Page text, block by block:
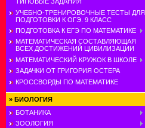
УЧЕБНО-ТРЕНИРОВОЧНЫЕ ТЕСТЫ ДЛЯ
ПОДГОТОВКИ К ОГЭ. 9 КЛАСС
ПОДГОТОВКА К ЕГЭ ПО МАТЕМАТИКЕ
МАТЕМАТИЧЕСКАЯ СОСТАВЛЯЮЩАЯ
ВСЕХ ДОСТИЖЕНИЙ ЦИВИЛИЗАЦИИ
МАТЕМАТИЧЕСКИЙ КРУЖОК В ШКОЛЕ
ЗАДАЧКИ ОТ ГРИГОРИЯ ОСТЕРА
КРОССВОРДЫ ПО МАТЕМАТИКЕ
» БИОЛОГИЯ
БОТАНИКА
ЗООЛОГИЯ